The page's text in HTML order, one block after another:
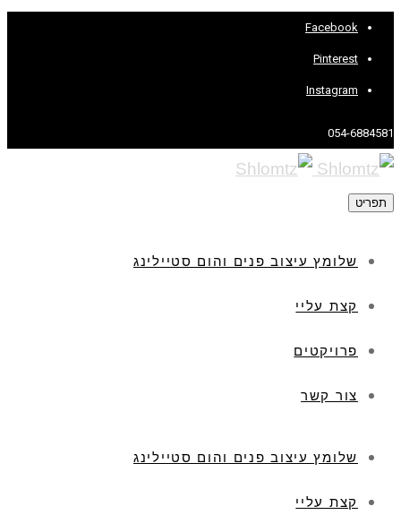
Facebook
Pinterest
Instagram
054-6884581
תפריט
שלומץ עיצוב פנים והום סטיילינג
קצת עליי
פרויקטים
צור קשר
שלומץ עיצוב פנים והום סטיילינג
קצת עליי